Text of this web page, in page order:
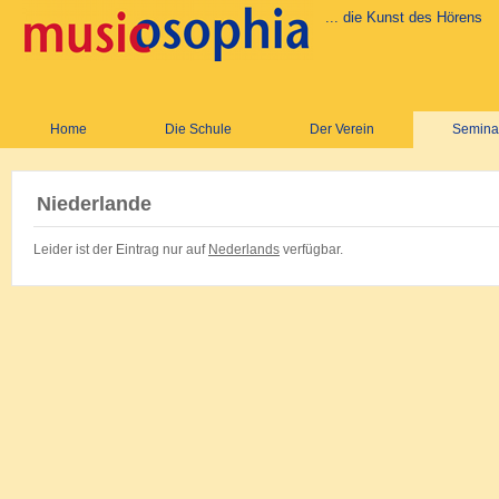
... die Kunst des Hörens
Home Die Schule Der Verein
Niederlande
Leider ist der Eintrag nur auf Nederlands verfügbar.